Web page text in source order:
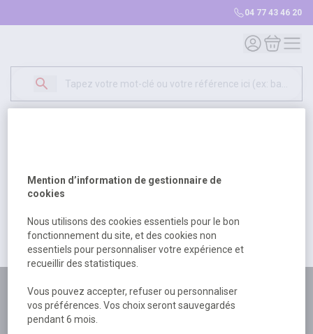
04 77 43 46 20
Mon compte
Mon
500
excuser pour la gêne occasionée.
Retour Retour à l'accueil
Plus de 180 personnes
à votre écoute
Plus de 80 000 références
Mention d’information de gestionnaire de
cookies
Nous utilisons des cookies essentiels pour le bon
fonctionnement du site, et des cookies non
essentiels pour personnaliser votre expérience et
recueillir des statistiques.
Vous pouvez accepter, refuser ou personnaliser
vos préférences. Vos choix seront sauvegardés
pendant 6 mois.